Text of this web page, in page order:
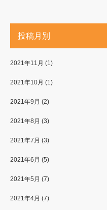
投稿月別
2021年11月 (1)
2021年10月 (1)
2021年9月 (2)
2021年8月 (3)
2021年7月 (3)
2021年6月 (5)
2021年5月 (7)
2021年4月 (7)